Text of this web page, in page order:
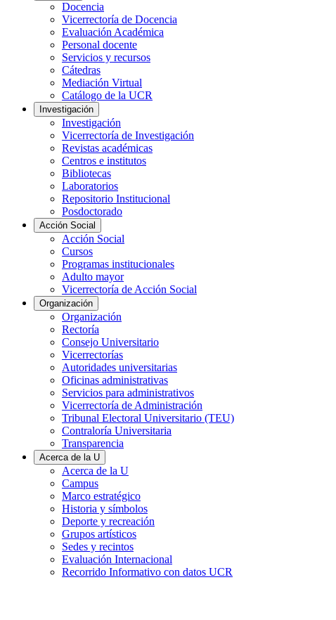
Docencia
Vicerrectoría de Docencia
Evaluación Académica
Personal docente
Servicios y recursos
Cátedras
Mediación Virtual
Catálogo de la UCR
Investigación
Investigación
Vicerrectoría de Investigación
Revistas académicas
Centros e institutos
Bibliotecas
Laboratorios
Repositorio Institucional
Posdoctorado
Acción Social
Acción Social
Cursos
Programas institucionales
Adulto mayor
Vicerrectoría de Acción Social
Organización
Organización
Rectoría
Consejo Universitario
Vicerrectorías
Autoridades universitarias
Oficinas administrativas
Servicios para administrativos
Vicerrectoría de Administración
Tribunal Electoral Universitario (TEU)
Contraloría Universitaria
Transparencia
Acerca de la U
Acerca de la U
Campus
Marco estratégico
Historia y símbolos
Deporte y recreación
Grupos artísticos
Sedes y recintos
Evaluación Internacional
Recorrido Informativo con datos UCR